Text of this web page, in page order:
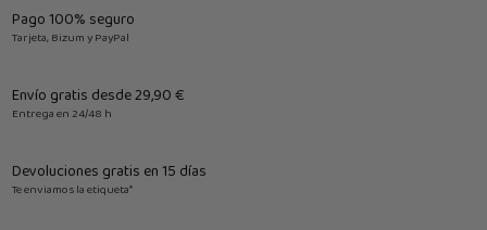
Pago 100% seguro
Tarjeta, Bizum y PayPal
Envío gratis desde 29,90 €
Entrega en 24/48 h
Devoluciones gratis en 15 días
Te enviamos la etiqueta*